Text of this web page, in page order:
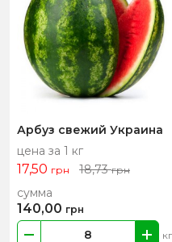
Арбуз свежий Украина
цена за 1 кг
17,50 грн 18,73грн
кг
сумма
140,00 грн